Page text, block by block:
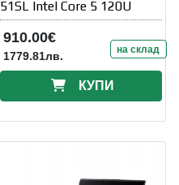
51SL Intel Core 5 120U
910.00€
1779.81лв. на склад
КУПИ